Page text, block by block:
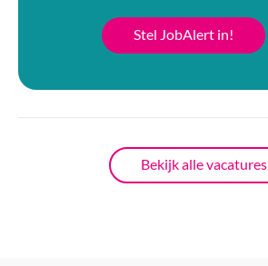
Stel JobAlert in!
Bekijk alle vacatures